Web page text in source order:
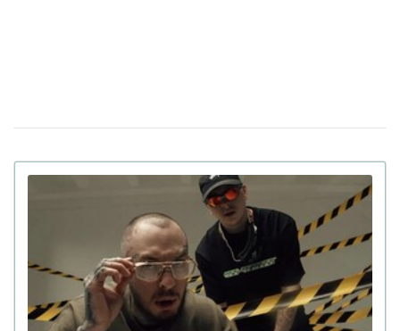
новогодней рекламы Chanel (видео)
30 октября 16:13 Украинка стала режиссером нового клипа
Леди Гаги (видео)
Linkin Park возвращается с новой
вокалисткой спустя 7 лет после смерти фронтмена
23 августа 17:38
Анонимная певица Klavdia Petrivna впервые
показала свое лицо в новом клипе с группой Tvorchi
(видео)